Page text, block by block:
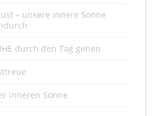
– unsere innere Sonne
durch den Tag gehen
inneren Sonne